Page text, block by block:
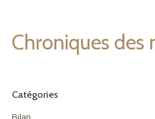
Chroniques des
Catégories
Bilan